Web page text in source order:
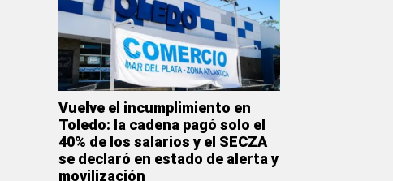
Vuelve el incumplimiento en
Toledo: la cadena pagó solo el
40% de los salarios y el SECZA
se declaró en estado de alerta y
movilización